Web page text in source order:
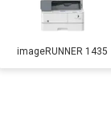
imageRUNNER 1435